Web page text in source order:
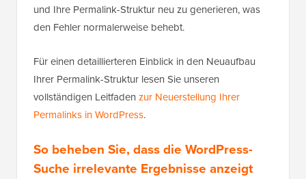
und Ihre Permalink-Struktur neu zu generieren, was
den Fehler normalerweise behebt.
Für einen detaillierteren Einblick in den Neuaufbau
Ihrer Permalink-Struktur lesen Sie unseren
vollständigen Leitfaden zur Neuerstellung Ihrer
Permalinks in WordPress.
So beheben Sie, dass die WordPress-
Suche irrelevante Ergebnisse anzeigt